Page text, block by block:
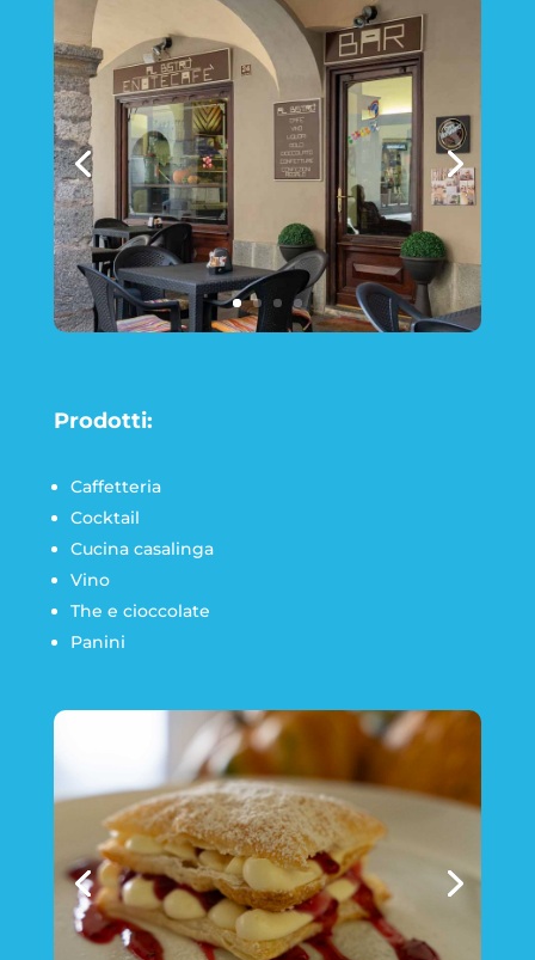
Prodotti:
Caffetteria
Cocktail
Cucina casalinga
Vino
The e cioccolate
Panini